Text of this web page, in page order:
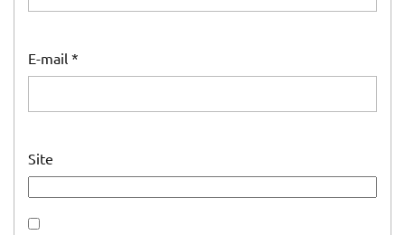
E-mail *
Site